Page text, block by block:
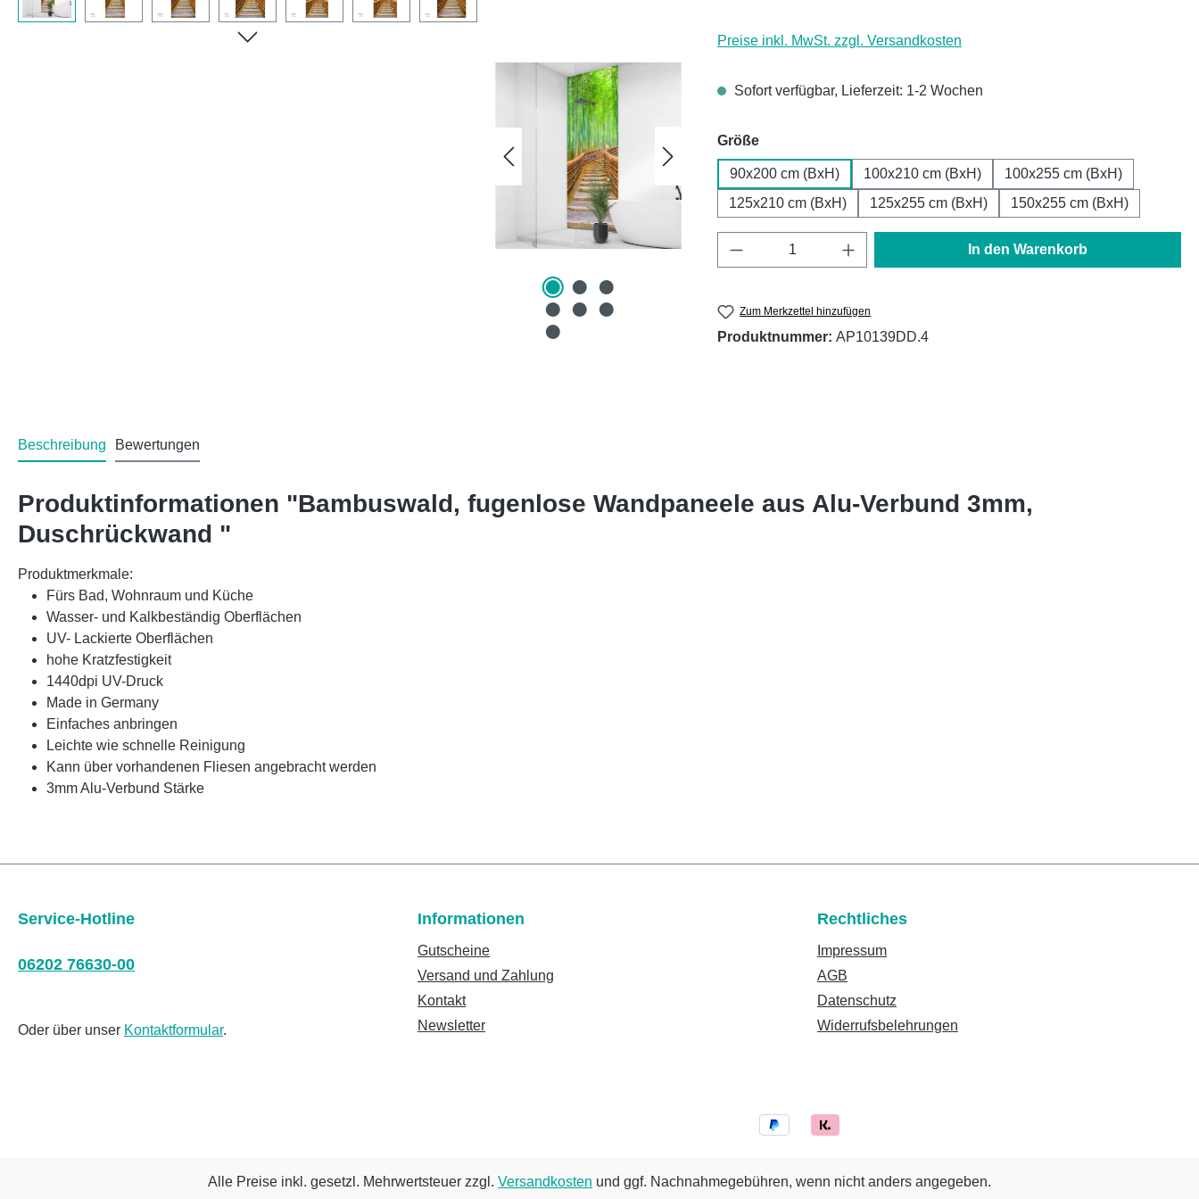
Preise inkl. MwSt. zzgl. Versandkosten
Sofort verfügbar, Lieferzeit: 1-2 Wochen
Größeauswählen
90x200 cm (BxH) 100x210 cm (BxH)
100x255 cm (BxH)
125x210 cm (BxH)
125x255 cm (BxH) 150x255 cm (BxH)
Produkt Anzahl: Gib den gewünschten Wert ein
In den Warenkorb
Zum Merkzettel hinzufügen
Produktnummer: AP10139DD.4
Beschreibung Bewertungen
Produktinformationen "Bambuswald, fugenlose Wandpaneele aus Alu-Verbund 3mm,
Duschrückwand "
Produktmerkmale:
Fürs Bad, Wohnraum und Küche
Wasser- und Kalkbeständig Oberflächen
UV- Lackierte Oberflächen
hohe Kratzfestigkeit
1440dpi UV-Druck
Made in Germany
Einfaches anbringen
Leichte wie schnelle Reinigung
Kann über vorhandenen Fliesen angebracht werden
3mm Alu-Verbund Stärke
Service-Hotline
06202 76630-00
Oder über unser Kontaktformular.
Informationen
Gutscheine
Versand und Zahlung
Kontakt
Newsletter
Rechtliches
Impressum
AGB
Datenschutz
Widerrufsbelehrungen
Alle Preise inkl. gesetzl. Mehrwertsteuer zzgl. Versandkosten und ggf. Nachnahmegebühren, wenn nicht anders angegeben.